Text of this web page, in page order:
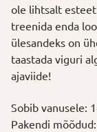
ole lihtsalt
treenida enda
ülesandeks on
taastada viguri
ajaviide!
Sobib vanusele:
Pakendi